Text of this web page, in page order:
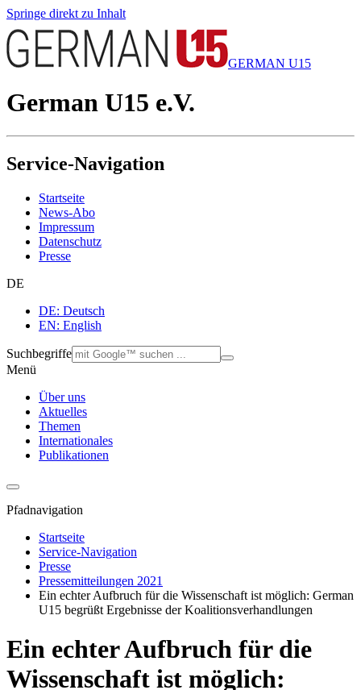
Springe direkt zu Inhalt
GERMAN U15
German U15 e.V.
Service-Navigation
Startseite
News-Abo
Impressum
Datenschutz
Presse
DE
DE: Deutsch
EN: English
Suchbegriffe
Menü
Über uns
Aktuelles
Themen
Internationales
Publikationen
Pfadnavigation
Startseite
Service-Navigation
Presse
Pressemitteilungen 2021
Ein echter Aufbruch für die Wissenschaft ist möglich: German
U15 begrüßt Ergebnisse der Koalitionsverhandlungen
Ein echter Aufbruch für die
Wissenschaft ist möglich: